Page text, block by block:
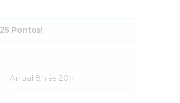
25 Pontos!
Anual 8h às 20h